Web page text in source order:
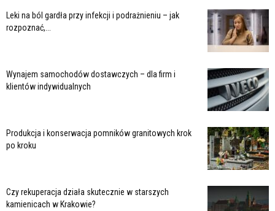
Leki na ból gardła przy infekcji i podrażnieniu – jak
rozpoznać,...
Wynajem samochodów dostawczych – dla firm i
klientów indywidualnych
Produkcja i konserwacja pomników granitowych krok
po kroku
Czy rekuperacja działa skutecznie w starszych
kamienicach w Krakowie?